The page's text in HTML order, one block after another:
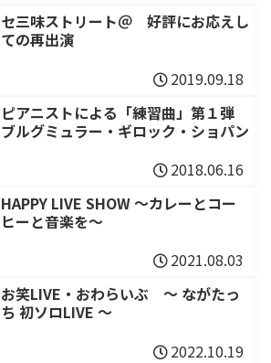
セ三味ストリート＠ 好評にお応えし
ての再出演
2019.09.18
ピアニストによる「練習曲」第１弾
ブルグミュラー・ギロック・ショパン
2018.06.16
HAPPY LIVE SHOW 〜カレーとコー
ヒーと音楽を〜
2021.08.03
お笑LIVE・おわらいぶ ～ ながたっ
ち 初ソロLIVE ～
2022.10.19